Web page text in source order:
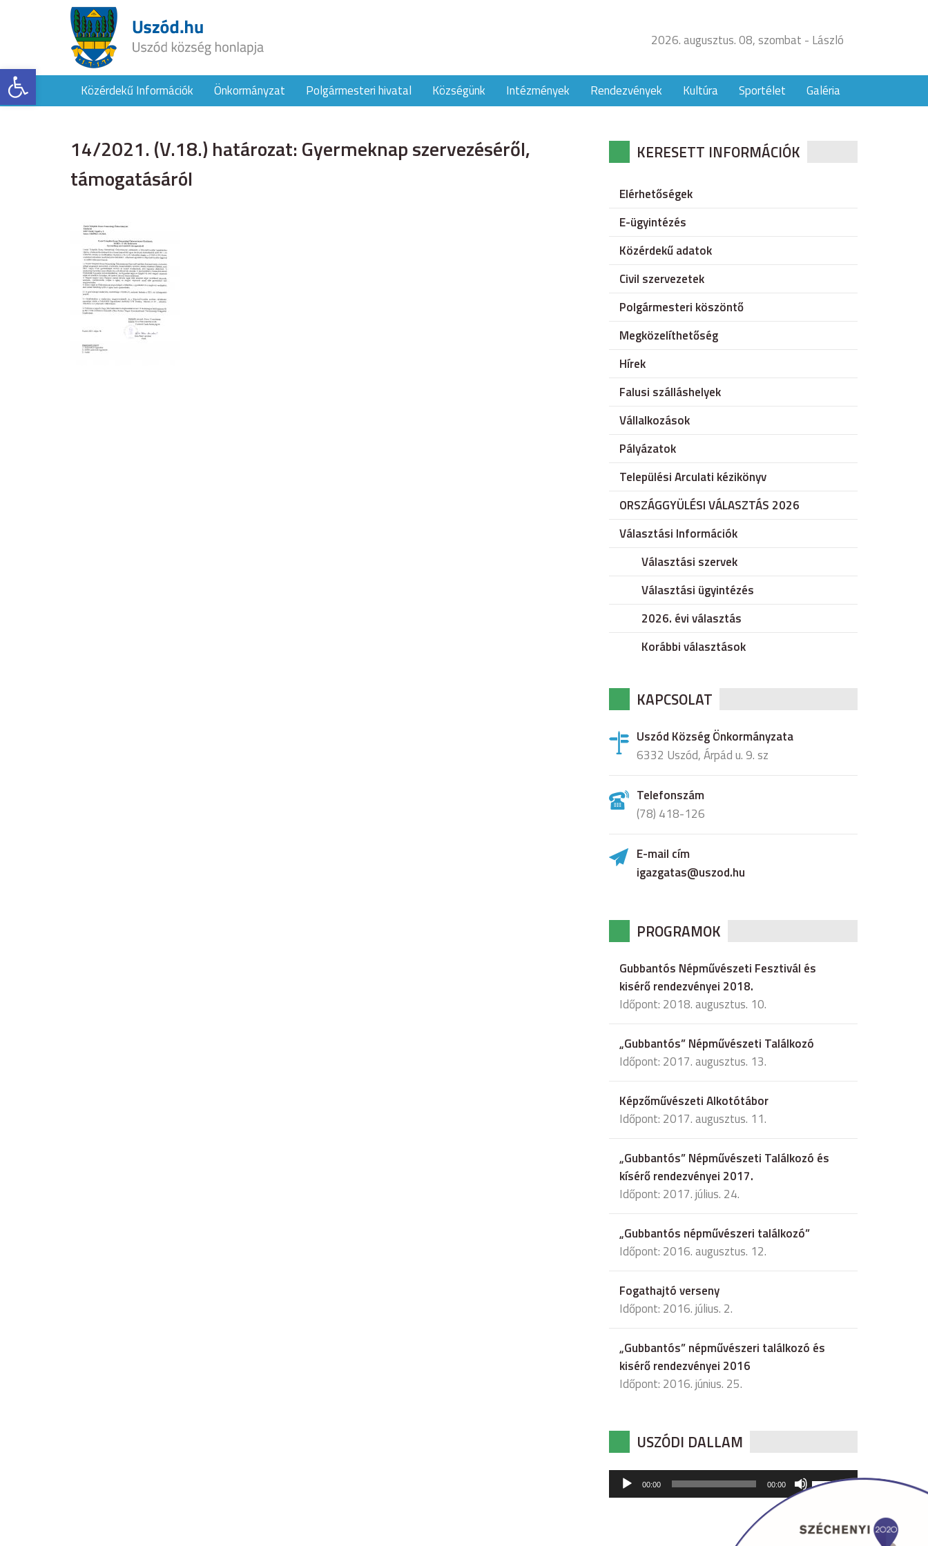
Eszköztár megnyitása
2026. augusztus. 08, szombat - László
Közérdekű Információk Önkormányzat Polgármesteri hivatal Községünk Intézmények Rendezvények Kultúra Sportélet Galéria
14/2021. (V.18.) határozat: Gyermeknap szervezéséről,
támogatásáról
KERESETT INFORMÁCIÓK
Elérhetőségek
E-ügyintézés
Közérdekű adatok
Civil szervezetek
Polgármesteri köszöntő
Megközelíthetőség
Hírek
Falusi szálláshelyek
Vállalkozások
Pályázatok
Települési Arculati kézikönyv
ORSZÁGGYÜLÉSI VÁLASZTÁS 2026
Választási Információk
Választási szervek
Választási ügyintézés
2026. évi választás
Korábbi választások
KAPCSOLAT
Uszód Község Önkormányzata
6332 Uszód, Árpád u. 9. sz
Telefonszám
(78) 418-126
E-mail cím
igazgatas@uszod.hu
PROGRAMOK
Gubbantós Népművészeti Fesztivál és
kisérő rendezvényei 2018.
Időpont: 2018. augusztus. 10.
„Gubbantós” Népművészeti Találkozó
Időpont: 2017. augusztus. 13.
Képzőművészeti Alkotótábor
Időpont: 2017. augusztus. 11.
„Gubbantós” Népművészeti Találkozó és
kísérő rendezvényei 2017.
Időpont: 2017. július. 24.
„Gubbantós népművészeri találkozó”
Időpont: 2016. augusztus. 12.
Fogathajtó verseny
Időpont: 2016. július. 2.
„Gubbantós” népművészeri találkozó és
kisérő rendezvényei 2016
Időpont: 2016. június. 25.
USZÓDI DALLAM
Audió
lejátszó
00:00 00:00
hangerő
csökkentéséhez